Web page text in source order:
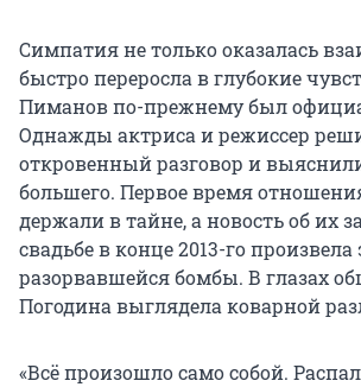
Симпатия не только оказалась
быстро переросла в глубокие
Пиманов по-прежнему был
Однажды актриса и режиссер
откровенный разговор и
большего. Первое время
держали в тайне, а новость об их
свадьбе в конце 2013-го
разорвавшейся бомбы. В глазах
Погодина выглядела коварной
«Всё произошло само собой.